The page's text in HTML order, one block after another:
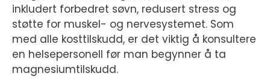
inkludert forbedret søvn, redusert stress og
støtte for muskel- og nervesystemet. Som
med alle kosttilskudd, er det viktig å konsultere
en helsepersonell før man begynner å ta
magnesiumtilskudd.